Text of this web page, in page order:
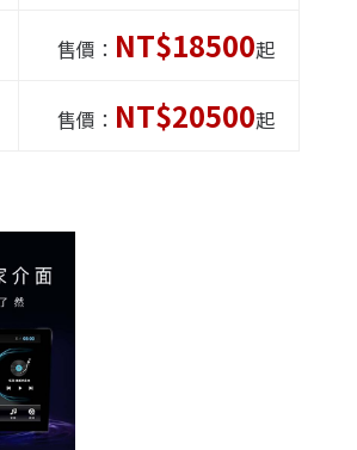
售價： NT$18500起
售價： NT$20500起